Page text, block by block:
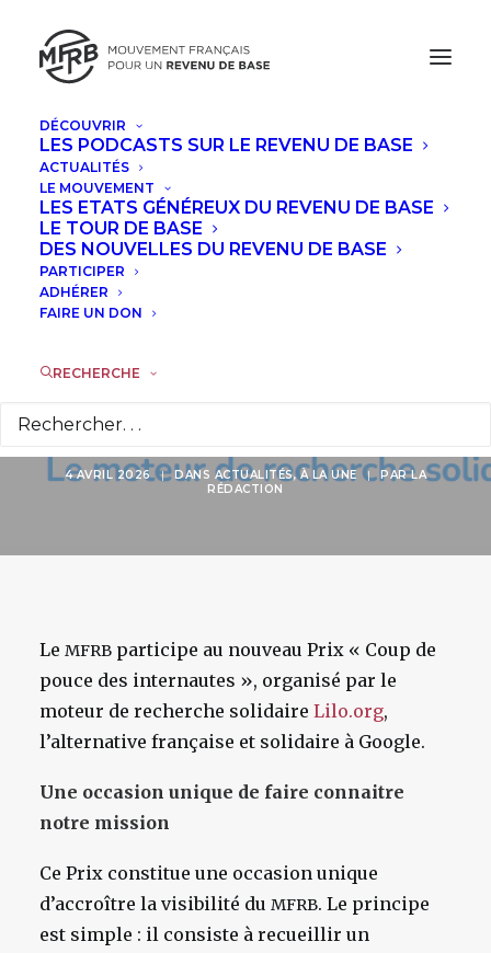
DÉCOUVRIR
LES PODCASTS SUR LE REVENU DE BASE
ACTUALITÉS
LE MOUVEMENT
LES ETATS GÉNÉREUX DU REVENU DE BASE
LE TOUR DE BASE
DES NOUVELLES DU REVENU DE BASE
PARTICIPER
ADHÉRER
FAIRE UN DON
RECHERCHE
Votez pour le MFRB
et faites grandir
notre combat, avec
le Prix Coup de
pouce des
internautes !
4 AVRIL 2026 | DANS ACTUALITÉS, À LA UNE | PARLA
RÉDACTION
Le MFRB participe au nouveau Prix « Coup de
pouce des internautes », organisé par le
moteur de recherche solidaire Lilo.org,
l’alternative française et solidaire à Google.
Une occasion unique de faire connaitre
notre mission
Ce Prix constitue une occasion unique
d’accroître la visibilité du MFRB. Le principe
est simple : il consiste à recueillir un